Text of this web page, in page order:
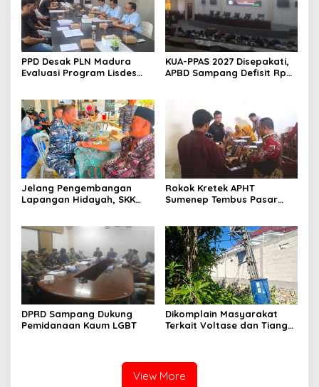
PPD Desak PLN Madura
Evaluasi Program Lisdes
KUA-PPAS 2027 Disepakati,
APBD Sampang Defisit Rp
Jelang Pengembangan
Lapangan Hidayah, SKK
Nelayan Sampang
Rokok Kretek APHT
Sumenep Tembus Pasar
DPRD Sampang Dukung
Pemidanaan Kaum LGBT
Dikomplain Masyarakat
Terkait Voltase dan Tiang
View More